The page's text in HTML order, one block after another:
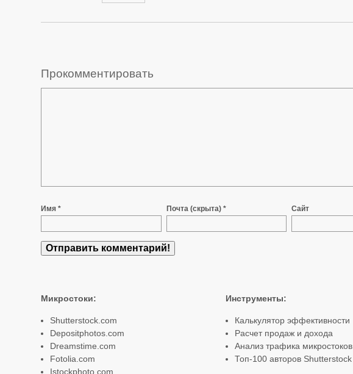
Прокомментировать
Имя * Почта (скрыта) * Сайт
Микростоки:
Shutterstock.com
Depositphotos.com
Dreamstime.com
Fotolia.com
Istockphoto.com
Инструменты:
Калькулятор эффективности
Расчет продаж и дохода
Анализ трафика микростоков
Топ-100 авторов Shutterstock